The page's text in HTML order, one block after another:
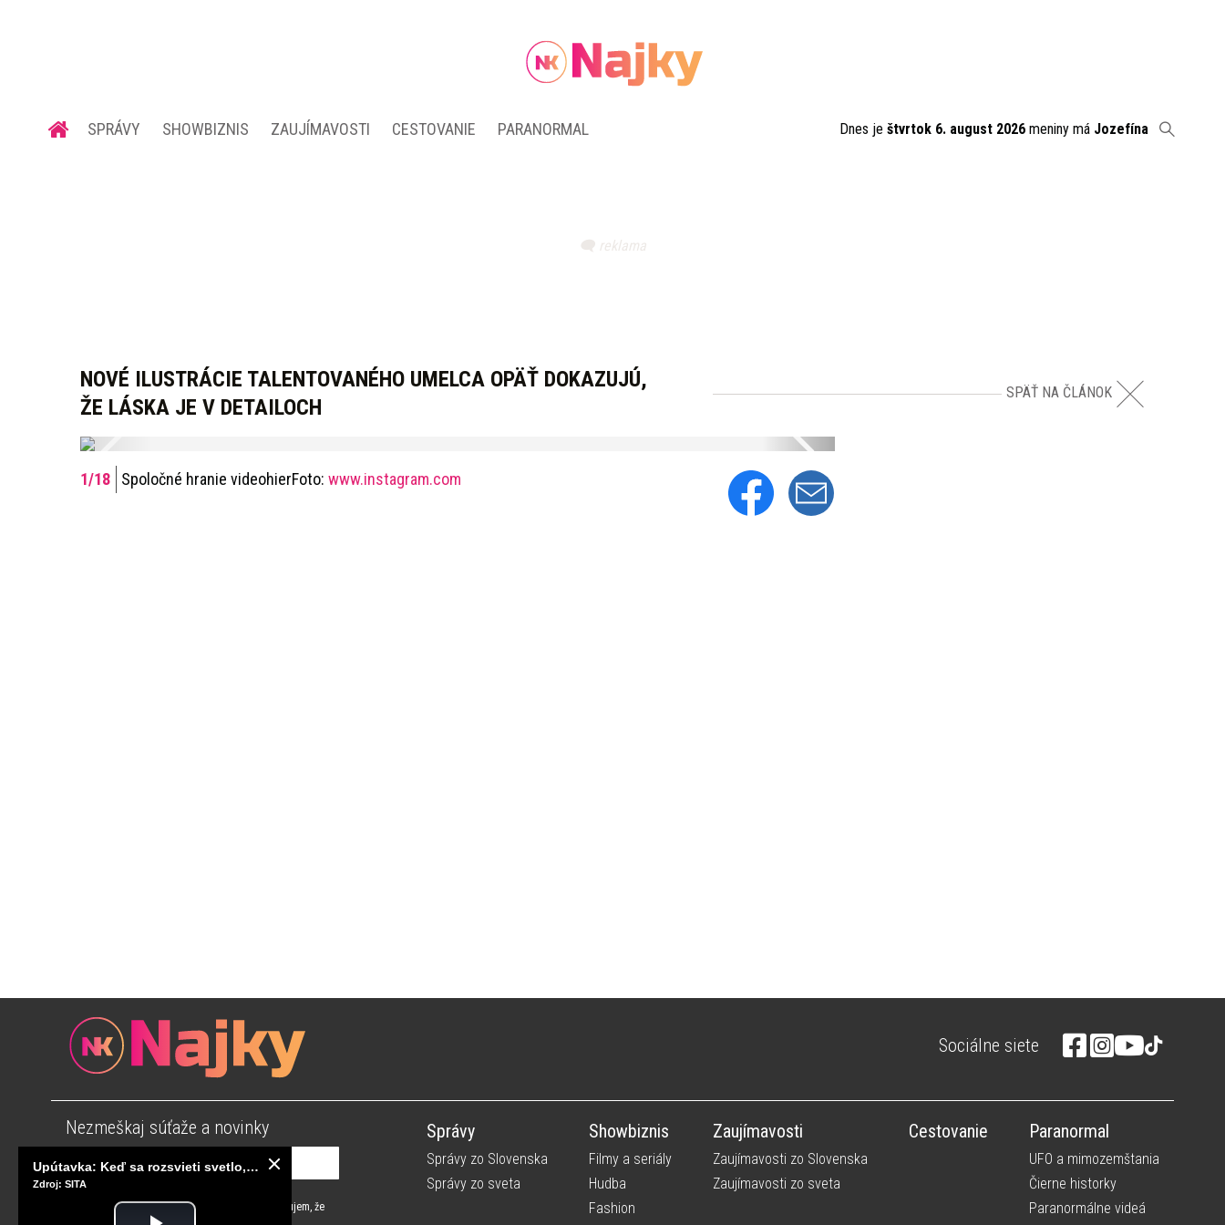
SPRÁVY SHOWBIZNIS ZAUJÍMAVOSTI CESTOVANIE PARANORMAL Dnes je štvrtok 6. august 2026 meniny má Jozefína
NOVÉ ILUSTRÁCIE TALENTOVANÉHO UMELCA OPÄŤ DOKAZUJÚ,
ŽE LÁSKA JE V DETAILOCH
SPÄŤ NA ČLÁNOK
Spoločné hranie videohierFoto: www.instagram.com
Upútavka: Keď sa rozsvieti svetlo, sú za tým tisíce správnych rozhodnutí. Ako vzniká infraštruktúra, ktorú nevnímame?
Zdroj: SITA
Sociálne siete
Nezmeškaj súťaže a novinky
Súhlasím spodmienkami používania
a potvrdzujem, že
Správy
Správy zo Slovenska
Správy zo sveta
Showbiznis
Filmy a seriály
Hudba
Fashion
Zaujímavosti
Zaujímavosti zo Slovenska
Zaujímavosti zo sveta
Cestovanie Paranormal
UFO a mimozemštania
Čierne historky
Paranormálne videá